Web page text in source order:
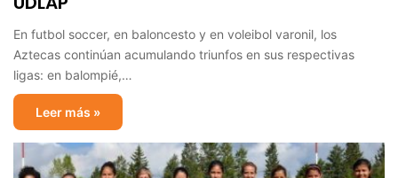
En futbol soccer, en baloncesto y en voleibol varonil, los
Aztecas continúan acumulando triunfos en sus respectivas
ligas: en balompié,…
Leer más »